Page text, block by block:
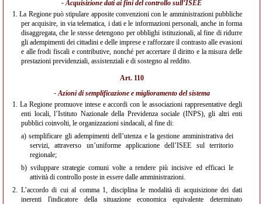
- Acquisizione dati ai fini del controllo sull’ISEE
1. La Regione può stipulare apposite convenzioni con le amministrazioni pubbliche
per acquisire, in via telematica, i dati e le informazioni personali, anche in forma
disaggregata, che le stesse detengono per obblighi istituzionali, al fine di ridurre
gli adempimenti dei cittadini e delle imprese e rafforzare il contrasto alle evasioni
e alle frodi fiscali e contributive, nonché per accertare il diritto e la misura delle
prestazioni previdenziali, assistenziali e di sostegno al reddito.
Art. 110
- Azioni di semplificazione e miglioramento del sistema
1. La Regione promuove intese e accordi con le associazioni rappresentative degli
enti locali, l’Istituto Nazionale della Previdenza sociale (INPS), gli altri enti
pubblici coinvolti, le organizzazioni sindacali, al fine di:
a) semplificare gli adempimenti dell’utenza e la gestione amministrativa dei
servizi, attraverso un’uniforme applicazione dell’ISEE sul territorio
regionale;
b) sviluppare strategie comuni volte a rendere più incisive ed efficaci le
attività di controllo poste in essere dalle amministrazioni.
2. L’accordo di cui al comma 1, disciplina le modalità di acquisizione dei dati
inerenti l'indicatore della situazione economica equivalente determinato